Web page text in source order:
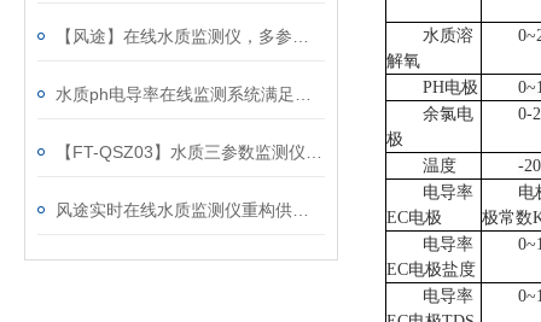
水质溶
解氧
PH电极
余氯电
极
0-
温度
-
电导率
EC电极
电
极常数
电导率
EC电极盐度
电导率